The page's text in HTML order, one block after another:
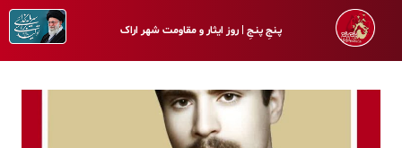
پـنجِ پنـجِ | روز ایثار و مقاومت شهر اراک